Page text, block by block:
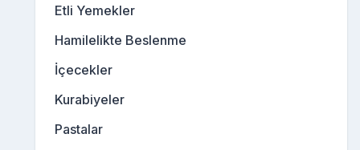
Etli Yemekler
Hamilelikte Beslenme
İçecekler
Kurabiyeler
Pastalar